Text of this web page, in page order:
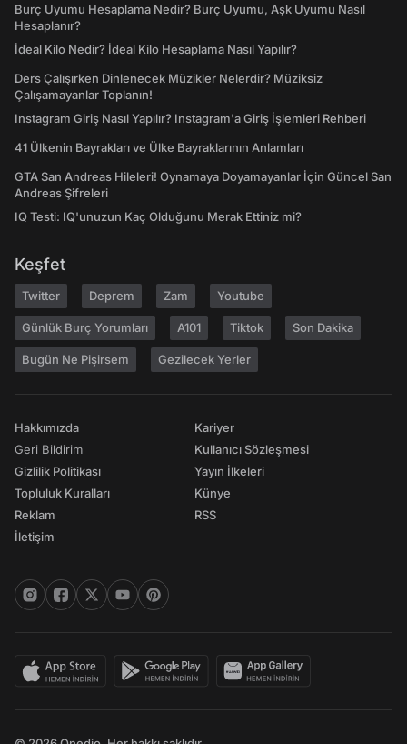
Burç Uyumu Hesaplama Nedir? Burç Uyumu, Aşk Uyumu Nasıl
Hesaplanır?
İdeal Kilo Nedir? İdeal Kilo Hesaplama Nasıl Yapılır?
Ders Çalışırken Dinlenecek Müzikler Nelerdir? Müziksiz
Çalışamayanlar Toplanın!
Instagram Giriş Nasıl Yapılır? Instagram'a Giriş İşlemleri Rehberi
41 Ülkenin Bayrakları ve Ülke Bayraklarının Anlamları
GTA San Andreas Hileleri! Oynamaya Doyamayanlar İçin Güncel San
Andreas Şifreleri
IQ Testi: IQ'unuzun Kaç Olduğunu Merak Ettiniz mi?
Keşfet
Twitter Deprem Zam Youtube
Günlük Burç Yorumları A101 Tiktok Son Dakika
Bugün Ne Pişirsem Gezilecek Yerler
Hakkımızda
Geri Bildirim
Gizlilik Politikası
Topluluk Kuralları
Reklam
İletişim
Kariyer
Kullanıcı Sözleşmesi
Yayın İlkeleri
Künye
RSS